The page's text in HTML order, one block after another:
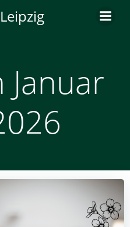
Inhalt
Januar